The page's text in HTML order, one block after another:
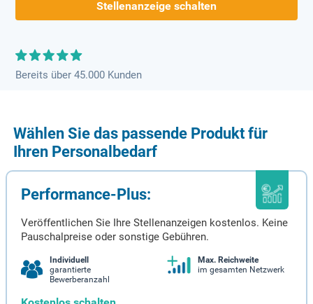
Stellenanzeige schalten
Bereits über 45.000 Kunden
Wählen Sie das passende Produkt für
Ihren Personalbedarf
Performance-Plus:
Veröffentlichen Sie Ihre Stellenanzeigen kostenlos. Keine
Pauschalpreise oder sonstige Gebühren.
Individuell
garantierte
Bewerberanzahl
Max. Reichweite
im gesamten Netzwerk